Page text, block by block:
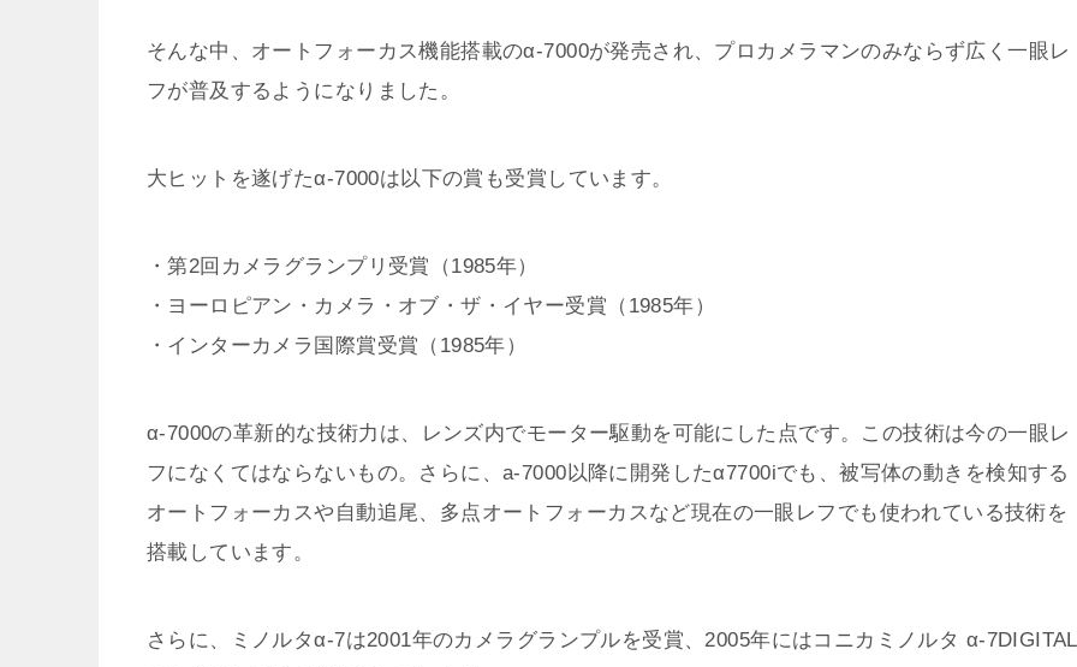
そんな中、オートフォーカス機能搭載のα-7000が発売され、プロカメラマンのみならず広く一眼レ
フが普及するようになりました。
大ヒットを遂げたα-7000は以下の賞も受賞しています。
・第2回カメラグランプリ受賞（1985年）
・ヨーロピアン・カメラ・オブ・ザ・イヤー受賞（1985年）
・インターカメラ国際賞受賞（1985年）
α-7000の革新的な技術力は、レンズ内でモーター駆動を可能にした点です。この技術は今の一眼レ
フになくてはならないもの。さらに、a-7000以降に開発したα7700iでも、被写体の動きを検知する
オートフォーカスや自動追尾、多点オートフォーカスなど現在の一眼レフでも使われている技術を
搭載しています。
さらに、ミノルタα-7は2001年のカメラグランプルを受賞、2005年にはコニカミノルタ α-7DIGITAL